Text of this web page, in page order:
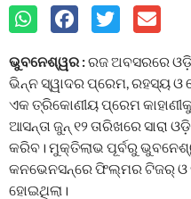
ଭୁବନେଶ୍ୱର :ରଜ ଅବସରରେ
ଭିନ୍ନ ସ୍ୱାଦର ପ୍ରେମ, ରହସ୍ୟ ଓ
ଏକ ତ୍ରିକୋଣୀୟ ପ୍ରେମ
ଆସନ୍ତା ଜୁନ୍ ୧୨ ତାରିଖରେ ସାରା
କରିବ। ମୁକ୍ତିଲାଭ ପୂର୍ବରୁ
କନଭେନସନ୍‌ରେ ଫିଲ୍ମର ଟିଜର୍
ହୋଇଥିଲା।